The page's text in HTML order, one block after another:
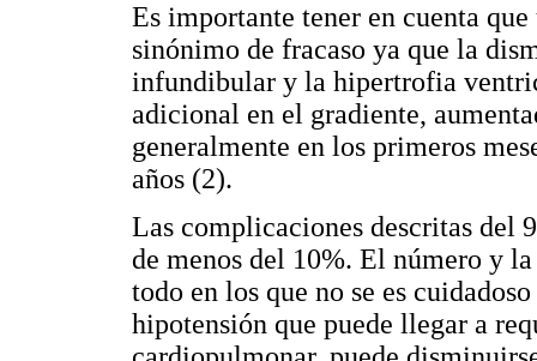
Es importante tener en cuenta
sinónimo de fracaso ya que la
infundibular y la hipertrofia
adicional en el gradiente,
generalmente en los primeros
años (2).
Las complicaciones descritas del
de menos del 10%. El número y
todo en los que no se es
hipotensión que puede llegar a